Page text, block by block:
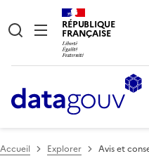
RÉPUBLIQUE
FRANÇAISE
Accueil Explorer Avis et